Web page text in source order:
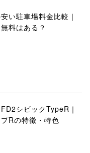
い駐車場料金比較｜
料はある？
シビックTypeR｜
Rの特徴・特色